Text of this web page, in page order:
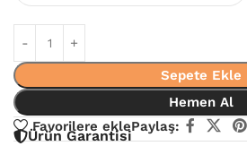
Sepete Ekle
Hemen Al
Favorilere eklePaylaş:
Ürün Garantisi